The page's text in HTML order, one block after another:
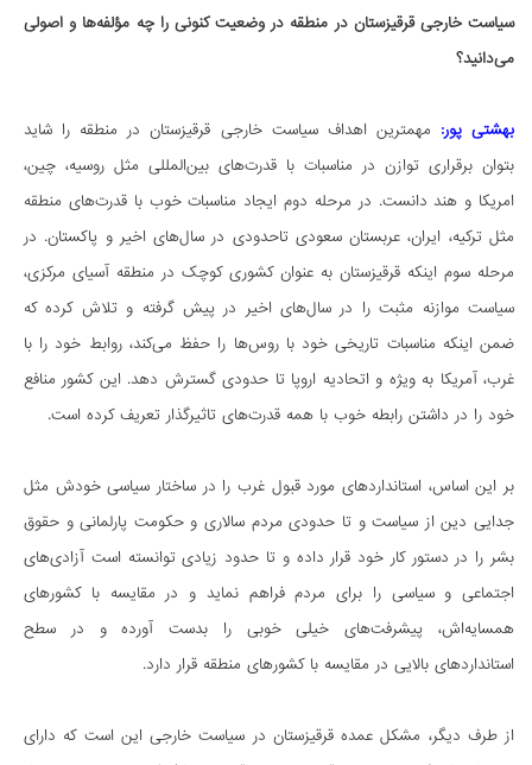
سیاست خارجی قرقیزستان در منطقه در وضعیت کنونی را چه مؤلفه‌ها و اصولی
می‌دانید؟
بهشتی پور: مهمترین اهداف سیاست خارجی قرقیزستان در منطقه را شاید
بتوان برقراری توازن در مناسبات با قدرت‌های بین‌المللی مثل روسیه، چین،
امریکا و هند دانست. در مرحله دوم ایجاد مناسبات خوب با قدرت‌های منطقه
مثل ترکیه، ایران، عربستان سعودی تاحدودی در سال‌های اخیر و پاکستان. در
مرحله سوم اینکه قرقیزستان به عنوان کشوری کوچک در منطقه آسیای مرکزی،
سیاست موازنه مثبت را در سال‌های اخیر در پیش گرفته و تلاش کرده که
ضمن اینکه مناسبات تاریخی خود با روس‌ها را حفظ می‌کند، روابط خود را با
غرب، آمریکا به ویژه و اتحادیه اروپا تا حدودی گسترش دهد. این کشور منافع
خود را در داشتن رابطه خوب با همه قدرت‌های تاثیرگذار تعریف کرده است.
بر این اساس، استانداردهای مورد قبول غرب را در ساختار سیاسی خودش مثل
جدایی دین از سیاست و تا حدودی مردم سالاری و حکومت پارلمانی و حقوق
بشر را در دستور کار خود قرار داده و تا حدود زیادی توانسته است آزادی‌های
اجتماعی و سیاسی را برای مردم فراهم نماید و در مقایسه با کشورهای
همسایه‌اش، پیشرفت‌های خیلی خوبی را بدست آورده و در سطح
استانداردهای بالایی در مقایسه با کشورهای منطقه قرار دارد.
از طرف دیگر، مشکل عمده قرقیزستان در سیاست خارجی این است که دارای